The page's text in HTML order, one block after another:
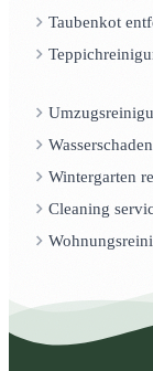
Taubenkot
Wintergarten
Cleaning